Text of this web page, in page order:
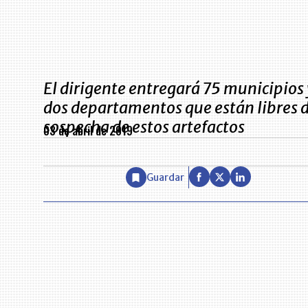
El dirigente entregará 75 municipios
dos departamentos que están libres
sospecha de estos artefactos
03 de abril de 2019
Guardar